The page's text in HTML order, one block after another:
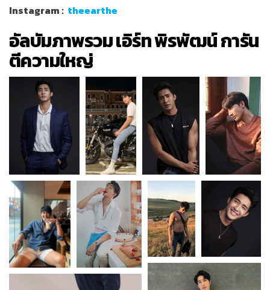
Instagram : theearthe
อัลบัมภาพรวม เอิร์ท พิรพัฒน์ การัน
ตีความใหญ่